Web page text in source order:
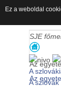
SJE
Az
Az
A
A
Ez a weboldal